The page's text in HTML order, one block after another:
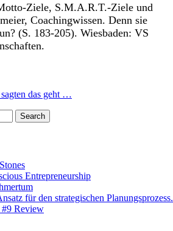
Ziele, S.M.A.R.T.-Ziele und
Coachingwissen. Denn sie
(S. 183-205). Wiesbaden: VS
das geht …
Search
Entrepreneurship
für den strategischen Planungsprozess.
#9 Review